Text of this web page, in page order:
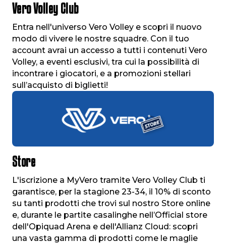
Vero Volley Club
Entra nell'universo Vero Volley e scopri il nuovo
modo di vivere le nostre squadre. Con il tuo
account avrai un accesso a tutti i contenuti Vero
Volley, a eventi esclusivi, tra cui la possibilità di
incontrare i giocatori, e a promozioni stellari
sull’acquisto di biglietti!
Store
L'iscrizione a MyVero tramite Vero Volley Club ti
garantisce, per la stagione 23-34, il 10% di sconto
su tanti prodotti che trovi sul nostro Store online
e, durante le partite casalinghe nell’Official store
dell'Opiquad Arena e dell'Allianz Cloud: scopri
una vasta gamma di prodotti come le maglie